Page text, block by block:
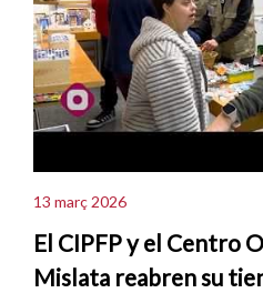
13 març 2026
El CIPFP y el Centro
Mislata reabren su